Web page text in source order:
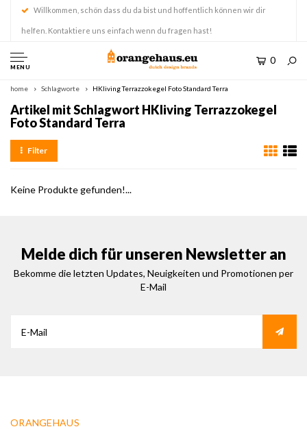
Willkommen, schön dass du da bist und hoffentlich können wir dir
helfen. Kontaktiere uns einfach wenn du fragen hast!
MENU
0
home Schlagworte HKliving Terrazzokegel Foto Standard Terra
Artikel mit Schlagwort HKliving Terrazzokegel
Foto Standard Terra
Filter
Keine Produkte gefunden!...
Melde dich für unseren Newsletter an
Bekomme die letzten Updates, Neuigkeiten und Promotionen per
E-Mail
ORANGEHAUS